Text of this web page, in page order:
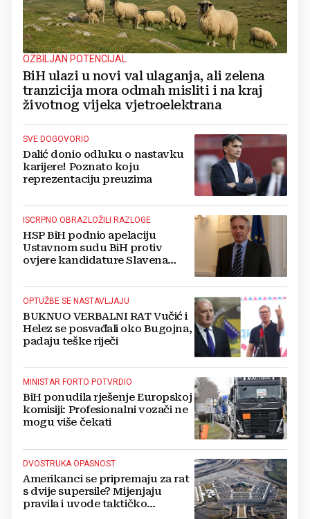
OZBILJAN POTENCIJAL
BiH ulazi u novi val ulaganja, ali zelena
tranzicija mora odmah misliti i na kraj
životnog vijeka vjetroelektrana
SVE DOGOVORIO
Dalić donio odluku o nastavku
karijere! Poznato koju
reprezentaciju preuzima
ISCRPNO OBRAZLOŽILI RAZLOGE
HSP BiH podnio apelaciju
Ustavnom sudu BiH protiv
ovjere kandidature Slavena
OPTUŽBE SE NASTAVLJAJU
BUKNUO VERBALNI RAT Vučić i
Helez se posvađali oko Bugojna,
padaju teške riječi
MINISTAR FORTO POTVRDIO
BiH ponudila rješenje Europskoj
komisiji: Profesionalni vozači ne
mogu više čekati
DVOSTRUKA OPASNOST
Amerikanci se pripremaju za rat
s dvije supersile? Mijenjaju
pravila i uvode taktičko